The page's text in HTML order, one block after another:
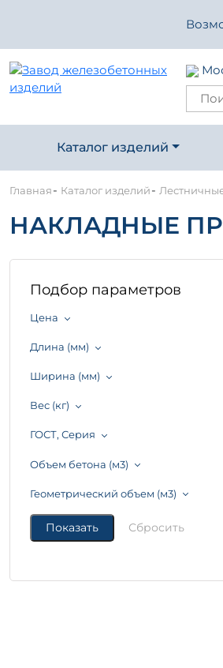
Каталог изделий
Главная- Каталог изделий-
НАКЛАДНЫЕ
Подбор параметров
Цена
Длина (мм)
Ширина (мм)
Вес (кг)
ГОСТ, Серия
Объем бетона (м3)
Геометрический объем (м3)